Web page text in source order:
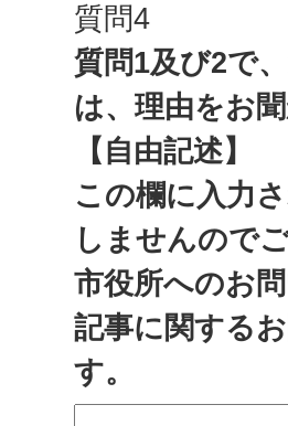
質問4
質問1及び2で
は、理由をお
【自由記述】
この欄に入力
しませんので
市役所へのお
記事に関する
す。